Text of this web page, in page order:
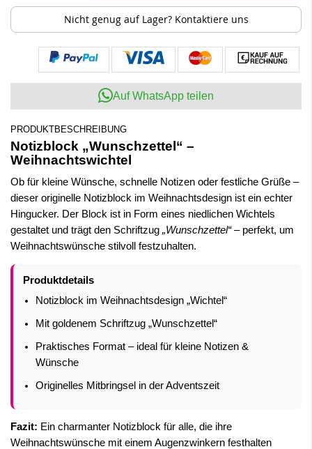
Nicht genug auf Lager? Kontaktiere uns
Auf WhatsApp teilen
PRODUKTBESCHREIBUNG
Notizblock „Wunschzettel“ –
Weihnachtswichtel
Ob für kleine Wünsche, schnelle Notizen oder festliche Grüße –
dieser originelle Notizblock im Weihnachtsdesign ist ein echter
Hingucker. Der Block ist in Form eines niedlichen Wichtels
gestaltet und trägt den Schriftzug „Wunschzettel“– perfekt, um
Weihnachtswünsche stilvoll festzuhalten.
Produktdetails
Notizblock im Weihnachtsdesign „Wichtel“
Mit goldenem Schriftzug „Wunschzettel“
Praktisches Format – ideal für kleine Notizen &
Wünsche
Originelles Mitbringsel in der Adventszeit
Fazit: Ein charmanter Notizblock für alle, die ihre
Weihnachtswünsche mit einem Augenzwinkern festhalten